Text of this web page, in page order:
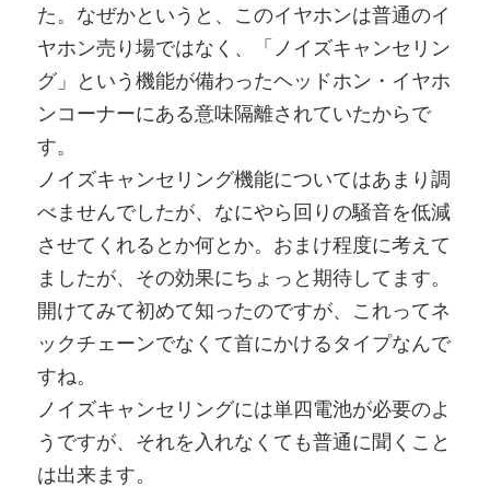
た。なぜかというと、このイヤホンは普通のイ
ヤホン売り場ではなく、「ノイズキャンセリン
グ」という機能が備わったヘッドホン・イヤホ
ンコーナーにある意味隔離されていたからで
す。
ノイズキャンセリング機能についてはあまり調
べませんでしたが、なにやら回りの騒音を低減
させてくれるとか何とか。おまけ程度に考えて
ましたが、その効果にちょっと期待してます。
開けてみて初めて知ったのですが、これってネ
ックチェーンでなくて首にかけるタイプなんで
すね。
ノイズキャンセリングには単四電池が必要のよ
うですが、それを入れなくても普通に聞くこと
は出来ます。